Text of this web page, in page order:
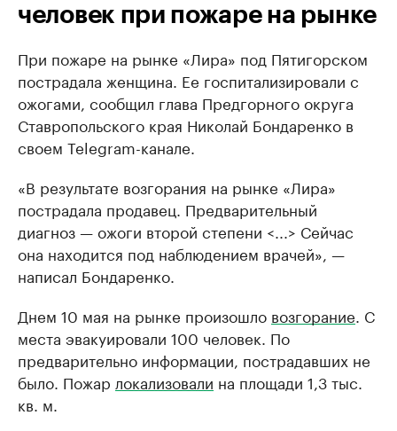
человек при пожаре на рынке
При пожаре на рынке «Лира» под Пятигорском
пострадала женщина. Ее госпитализировали с
ожогами, сообщил глава Предгорного округа
Ставропольского края Николай Бондаренко в
своем Telegram-канале.
«В результате возгорания на рынке «Лира»
пострадала продавец. Предварительный
диагноз — ожоги второй степени <...> Сейчас
она находится под наблюдением врачей», —
написал Бондаренко.
Днем 10 мая на рынке произошло возгорание . С
места эвакуировали 100 человек. По
предварительно информации, пострадавших не
было. Пожар локализовали на площади 1,3 тыс.
кв. м.